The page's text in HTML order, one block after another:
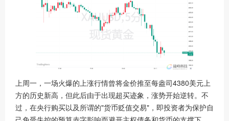
上周一，一场火爆的上涨行情曾将金价推至每盎司4380美元上
方的历史新高，但此后由于出现超买迹象，涨势开始逆转。不
过，在央行购买以及所谓的"货币贬值交易"，即投资者为保护自